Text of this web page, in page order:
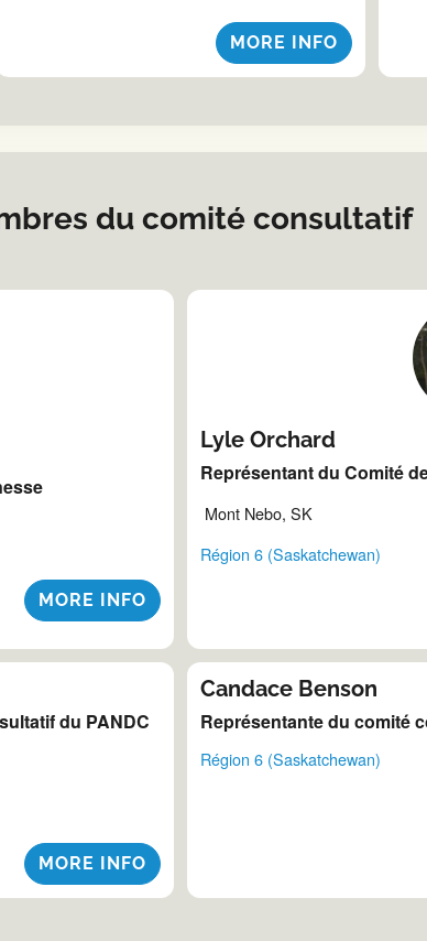
MORE INFO
du comité consultatif
MORE INFO
Lyle Orchard
Représentant du Comité
Mont Nebo, SK
Région 6 (Saskatchewan)
du PANDC
MORE INFO
Candace Benson
Représentante du comité
Région 6 (Saskatchewan)